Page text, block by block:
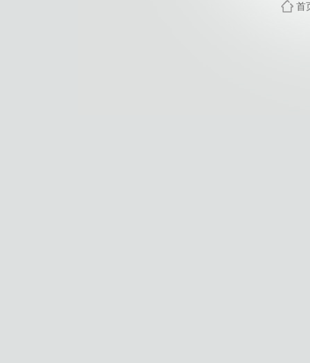
首